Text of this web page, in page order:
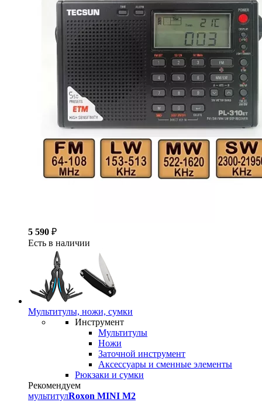
5 590 ₽
Есть в наличии
Мультитулы, ножи, сумки
Инструмент
Мультитулы
Ножи
Заточной инструмент
Аксессуары и сменные элементы
Рюкзаки и сумки
Рекомендуем
мультитулRoxon MINI M2